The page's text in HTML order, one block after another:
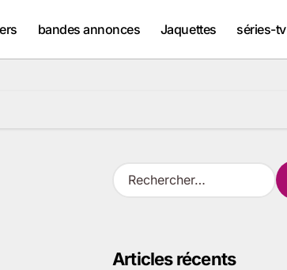
bandes annonces Jaquettes séries-tv
R
e
r
Articles récents